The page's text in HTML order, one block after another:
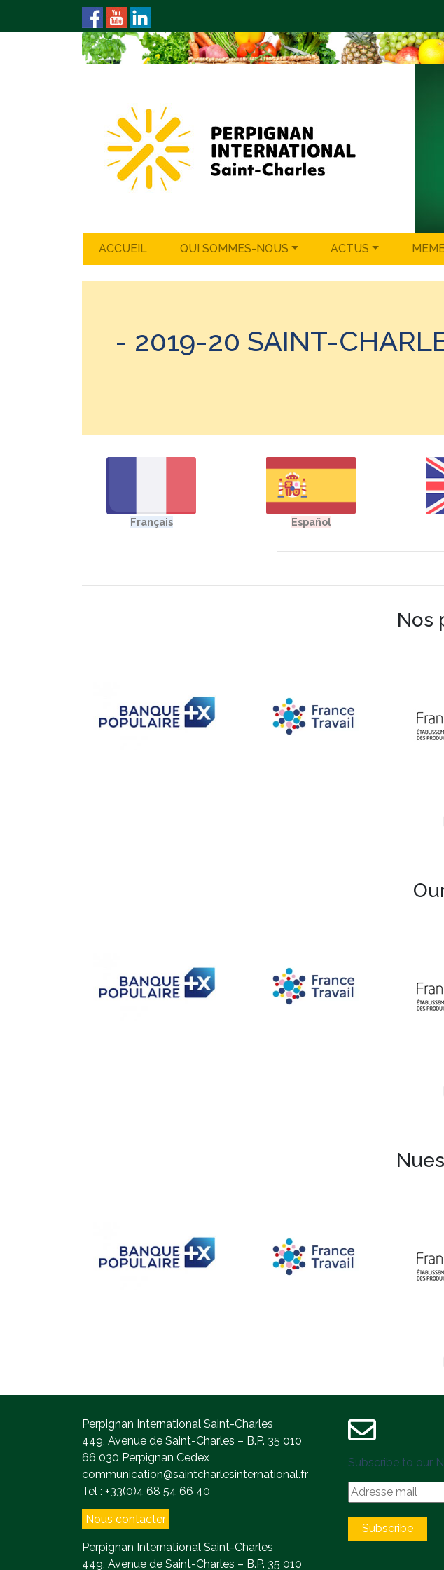
ACCUEIL QUI SOMMES-NOUS ACTUS
- 2019-20 SAINT-
Nos
Perpignan International Saint-Charles
449, Avenue de Saint-Charles – B.P. 35 010
66 030 Perpignan Cedex
communication@saintcharlesinternational.fr
Tel : +33(0)4 68 54 66 40
Nous contacter
Perpignan International Saint-Charles
449, Avenue de Saint-Charles – B.P. 35 010
Subscribe to our
Subscribe